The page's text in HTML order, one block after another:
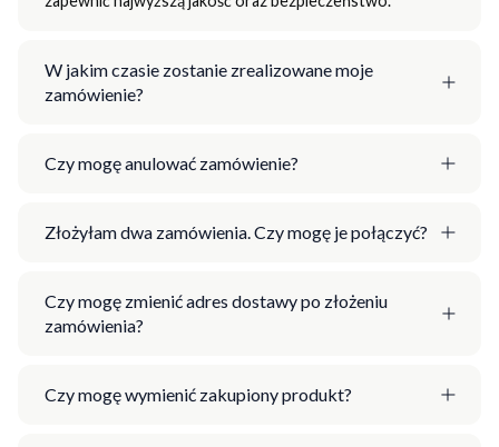
W jakim czasie zostanie zrealizowane moje
zamówienie?
Czy mogę anulować zamówienie?
Złożyłam dwa zamówienia. Czy mogę je połączyć?
Czy mogę zmienić adres dostawy po złożeniu
zamówienia?
Czy mogę wymienić zakupiony produkt?